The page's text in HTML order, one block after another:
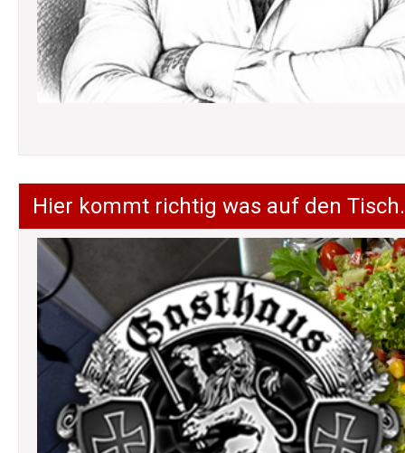
Hier kommt richtig was auf den Tisch.